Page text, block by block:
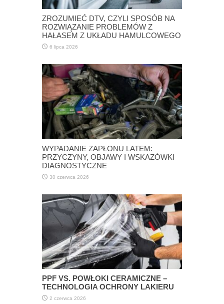
ZROZUMIEĆ DTV, CZYLI SPOSÓB NA
ROZWIĄZANIE PROBLEMÓW Z
HAŁASEM Z UKŁADU HAMULCOWEGO
6 lipca 2026
WYPADANIE ZAPŁONU LATEM:
PRZYCZYNY, OBJAWY I WSKAZÓWKI
DIAGNOSTYCZNE
30 czerwca 2026
PPF VS. POWŁOKI CERAMICZNE –
TECHNOLOGIA OCHRONY LAKIERU
2 czerwca 2026